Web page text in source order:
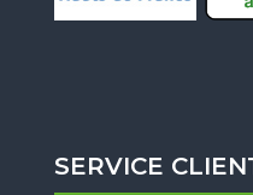
SERVICE